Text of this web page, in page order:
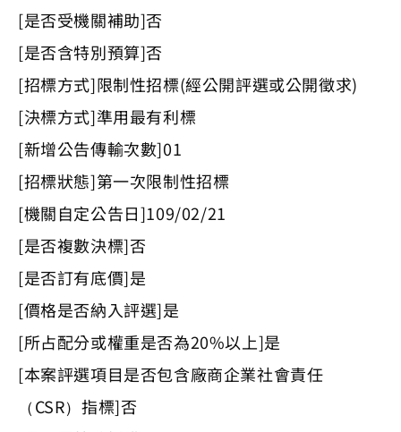
[是否受機關補助]否
[是否含特別預算]否
[招標方式]限制性招標(經公開評選或公開徵求)
[決標方式]準用最有利標
[新增公告傳輸次數]01
[招標狀態]第一次限制性招標
[機關自定公告日]109/02/21
[是否複數決標]否
[是否訂有底價]是
[價格是否納入評選]是
[所占配分或權重是否為20%以上]是
[本案評選項目是否包含廠商企業社會責任
（CSR）指標]否